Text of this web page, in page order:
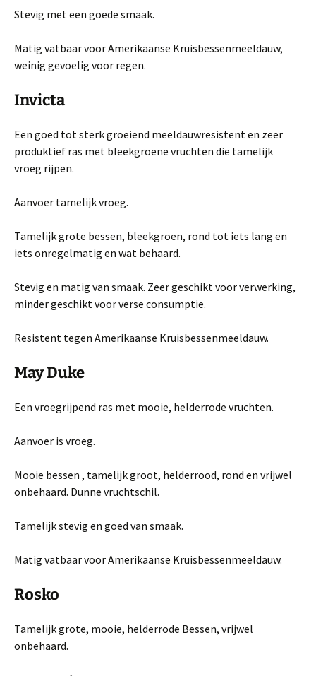
Stevig met een goede smaak.
Matig vatbaar voor Amerikaanse Kruisbessenmeeldauw,
weinig gevoelig voor regen.
Invicta
Een goed tot sterk groeiend meeldauwresistent en zeer
produktief ras met bleek­groene vruchten die tamelijk
vroeg rijpen.
Aanvoer tamelijk vroeg.
Tamelijk grote bessen, bleekgroen, rond tot iets lang en
iets onregelmatig en wat be­haard.
Stevig en matig van smaak. Zeer geschikt voor verwerking,
minder geschikt voor verse consumptie.
Resistent tegen Amerikaanse Kruisbessenmeeldauw.
May Duke
Een vroegrijpend ras met mooie, helderrode vruchten.
Aanvoer is vroeg.
Mooie bessen , tamelijk groot, helderrood, rond en vrijwel
onbehaard. Dunne vrucht­schil.
Tamelijk stevig en goed van smaak.
Matig vatbaar voor Amerikaanse Kruisbessenmeeldauw.
Rosko
Tamelijk grote, mooie, helderrode Bessen, vrijwel
onbehaard.